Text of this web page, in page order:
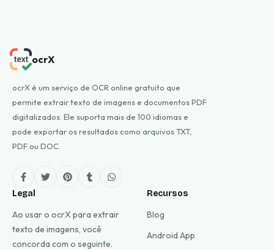
ocrX
ocrX é um serviço de OCR online gratuito que
permite extrair texto de imagens e documentos PDF
digitalizados. Ele suporta mais de 100 idiomas e
pode exportar os resultados como arquivos TXT,
PDF ou DOC.
Legal
Ao usar o ocrX para extrair
texto de imagens, você
concorda com o seguinte.
Recursos
Blog
Android App